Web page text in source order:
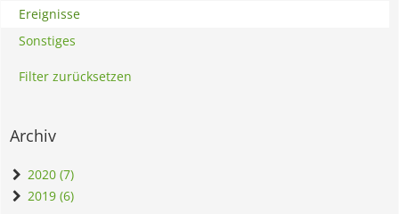
Ereignisse
Sonstiges
Filter zurücksetzen
Archiv
2020 (7)
2019 (6)